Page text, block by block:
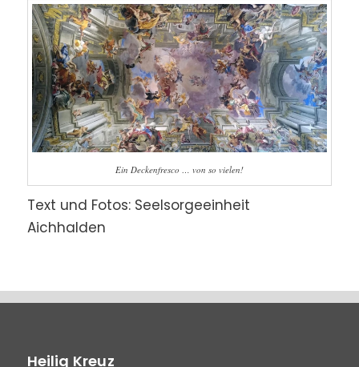
Ein Deckenfresco … von so vielen!
Text und Fotos: Seelsorgeeinheit
Aichhalden
Heilig Kreuz